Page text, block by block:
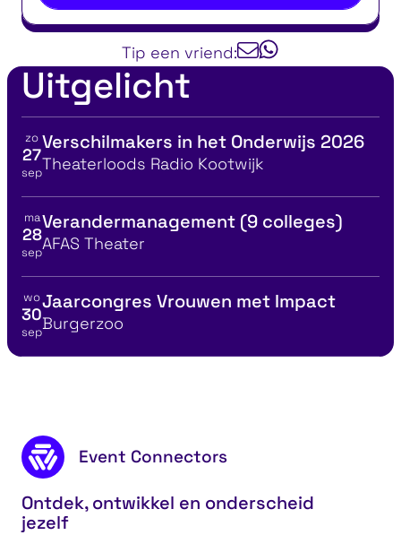
Tip een vriend:
Uitgelicht
Bekijk details voor
zo
27
sep
Verschilmakers in het Onderwijs 2026
Locatie
Theaterloods Radio Kootwijk
Bekijk details voor
ma
28
sep
Verandermanagement (9 colleges)
Locatie
AFAS Theater
Bekijk details voor
wo
30
sep
Jaarcongres Vrouwen met Impact
Locatie
Burgerzoo
Footer content
Event Connectors
Ontdek, ontwikkel en onderscheid
jezelf